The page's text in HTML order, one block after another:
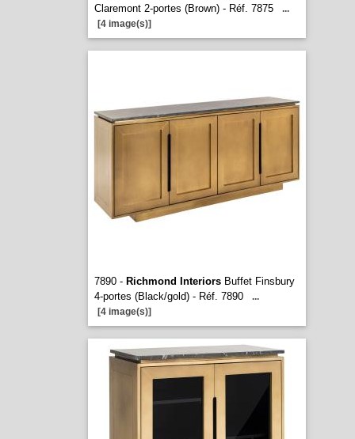
Claremont 2-portes (Brown) - Réf. 7875
...
[4 image(s)]
7890 - Richmond InteriorsBuffet Finsbury
4-portes (Black/gold) - Réf. 7890
...
[4 image(s)]